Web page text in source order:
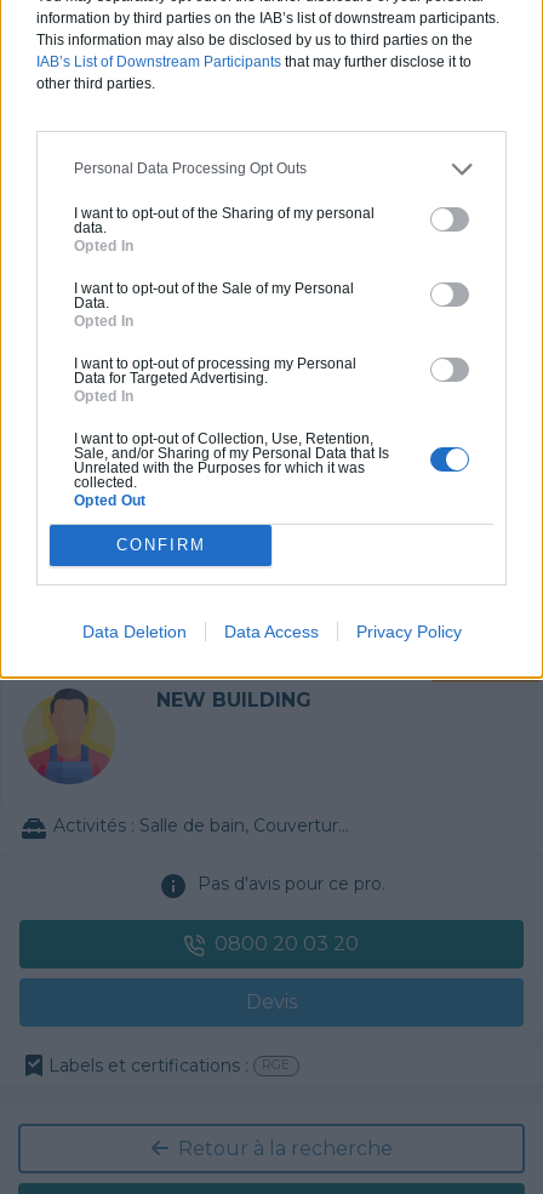
information by third parties on the IAB’s list of downstream participants.
This information may also be disclosed by us to third parties on the
IAB’s List of Downstream Participants that may further disclose it to
other third parties.
Personal Data Processing Opt Outs
I want to opt-out of the Sharing of my personal
data.
Opted In
I want to opt-out of the Sale of my Personal
Data.
Opted In
I want to opt-out of processing my Personal
Data for Targeted Advertising.
Opted In
I want to opt-out of Collection, Use, Retention,
Sale, and/or Sharing of my Personal Data that Is
Unrelated with the Purposes for which it was
collected.
Opted Out
CONFIRM
Data Deletion Data Access Privacy Policy
0800 20 03 20
Partenaire
Activités :Salle de bain, Couverture tuiles / petits éléments, Isolation thermique des murs intérieurs, Gros œuvre, Plâtre traditionnel, Chauffage Fioul, Bétons cirés
Pas d'avis pour ce pro.
NEW BUILDING
Activités : Salle de bain, Couverture tuiles / petits éléments, Isolation thermique des murs intérieurs, Alarme, Isolation des combles aménageables, Traitement de l'eau, Décrassage / Démoussage de toiture, Cheminée, Terrassement, Plancher chauffant
Pas d'avis pour ce pro.
0800 20 03 20
Devis
Labels et certifications : RGE
Retour à la recherche